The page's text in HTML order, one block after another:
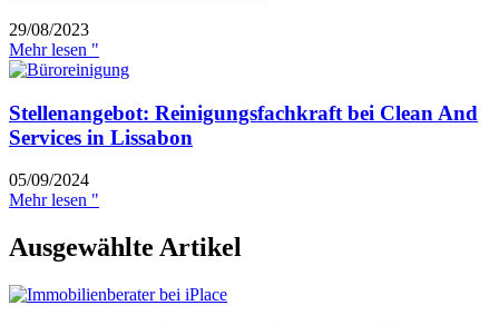
29/08/2023
Mehr lesen "
Stellenangebot: Reinigungsfachkraft bei Clean And
Services in Lissabon
05/09/2024
Mehr lesen "
Ausgewählte Artikel